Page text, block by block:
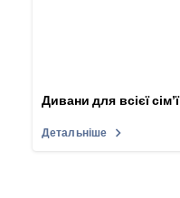
Дивани для всієї сім’ї
Детальніше